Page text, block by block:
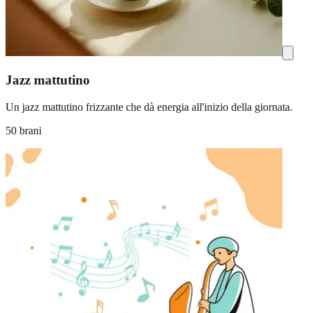
Jazz mattutino
Un jazz mattutino frizzante che dà energia all'inizio della giornata.
50 brani